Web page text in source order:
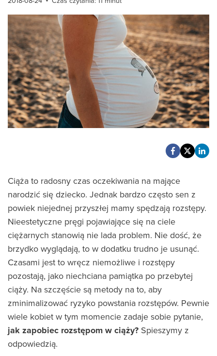
Ciąża to radosny czas oczekiwania na mające
narodzić się dziecko. Jednak bardzo często sen z
powiek niejednej przyszłej mamy spędzają rozstępy.
Nieestetyczne pręgi pojawiające się na ciele
ciężarnych stanowią nie lada problem. Nie dość, że
brzydko wyglądają, to w dodatku trudno je usunąć.
Czasami jest to wręcz niemożliwe i rozstępy
pozostają, jako niechciana pamiątka po przebytej
ciąży. Na szczęście są metody na to, aby
zminimalizować ryzyko powstania rozstępów. Pewnie
wiele kobiet w tym momencie zadaje sobie pytanie,
jak zapobiec rozstępom w ciąży? Spieszymy z
odpowiedzią.